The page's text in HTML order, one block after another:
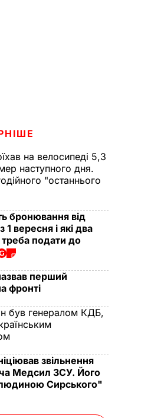
на велосипеді 5,3
наступного дня.
"останнього
бронювання від
1 вересня і які два
подати до
перший
фронті
був генералом КДБ,
звільнення
Медсил ЗСУ. Його
Сирського"